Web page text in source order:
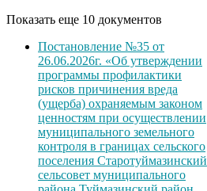
Показать еще 10 документов
Постановление №35 от
26.06.2026г. «Об утверждении
программы профилактики
рисков причинения вреда
(ущерба) охраняемым законом
ценностям при осуществлении
муниципального земельного
контроля в границах сельского
поселения Старотуймазинский
сельсовет муниципального